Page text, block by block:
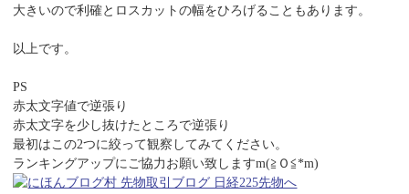
大きいので利確とロスカットの幅をひろげることもあります。
以上です。
PS
赤太文字値で逆張り
赤太文字を少し抜けたところで逆張り
最初はこの2つに絞って観察してみてください。
ランキングアップにご協力お願い致しますm(≧Ｏ≦*m)